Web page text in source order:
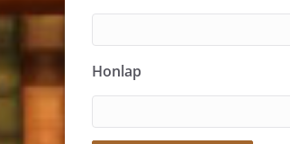
Honlap